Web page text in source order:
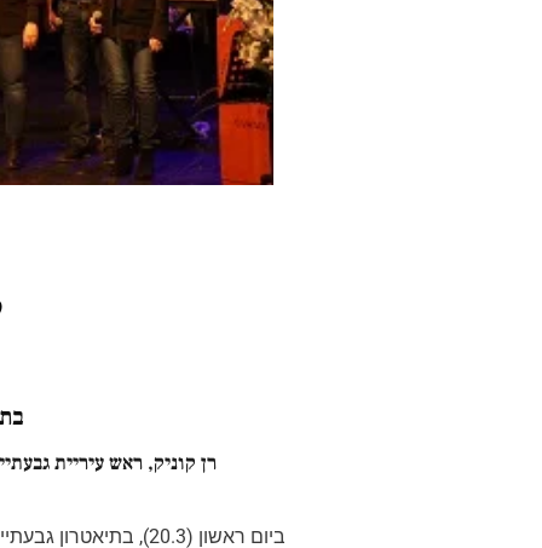
רן קוניק, ראש עיריית
ביום ראשון (20.3),